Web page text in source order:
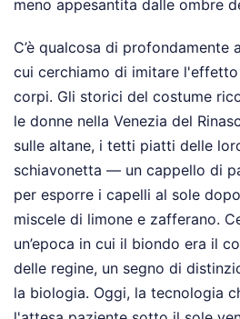
meno appesantita dalle ombre
C’è qualcosa di profondamente
cui cerchiamo di imitare
corpi. Gli storici del costume
le donne nella Venezia del
sulle altane, i tetti piatti delle
schiavonetta — un cappello di
per esporre i capelli al sole
miscele di limone e zafferano.
un’epoca in cui il biondo era il
delle regine, un segno di
la biologia. Oggi, la tecnologia